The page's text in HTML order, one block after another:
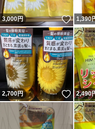
3,000円 いい
1,390
2,700円 いい
2,490